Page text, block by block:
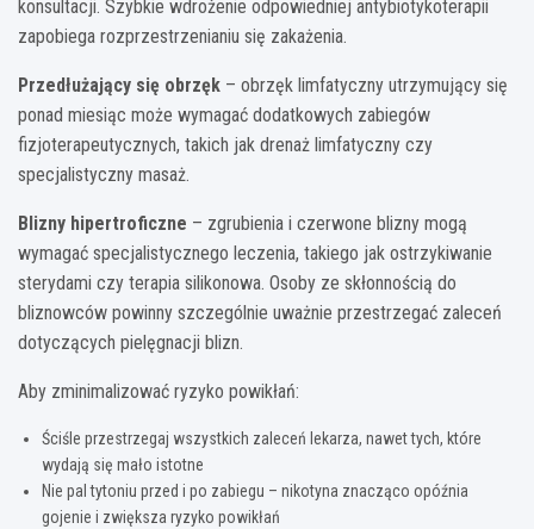
konsultacji. Szybkie wdrożenie odpowiedniej antybiotykoterapii
zapobiega rozprzestrzenianiu się zakażenia.
Przedłużający się obrzęk – obrzęk limfatyczny utrzymujący się
ponad miesiąc może wymagać dodatkowych zabiegów
fizjoterapeutycznych, takich jak drenaż limfatyczny czy
specjalistyczny masaż.
Blizny hipertroficzne – zgrubienia i czerwone blizny mogą
wymagać specjalistycznego leczenia, takiego jak ostrzykiwanie
sterydami czy terapia silikonowa. Osoby ze skłonnością do
bliznowców powinny szczególnie uważnie przestrzegać zaleceń
dotyczących pielęgnacji blizn.
Aby zminimalizować ryzyko powikłań:
Ściśle przestrzegaj wszystkich zaleceń lekarza, nawet tych, które
wydają się mało istotne
Nie pal tytoniu przed i po zabiegu – nikotyna znacząco opóźnia
gojenie i zwiększa ryzyko powikłań